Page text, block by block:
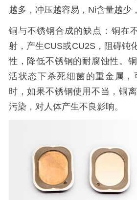
越多，冲压越容易，Ni含量越少
铜与不锈钢合成的缺点：铜在
射，产生CUS或CU2S，阻碍钝
性，降低不锈钢的耐腐蚀性。
活状态下杀死细菌的重金属，
时，如果不锈钢使用不当，铜
污染，对人体产生不良影响。